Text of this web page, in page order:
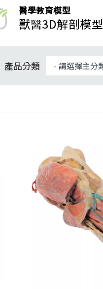
醫學教育模型
獸醫3D解剖模型
產品分類